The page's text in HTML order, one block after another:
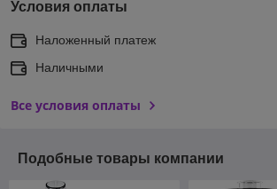
Условия оплаты
Наложенный платеж
Наличными
Все условия оплаты
Подобные товары компании